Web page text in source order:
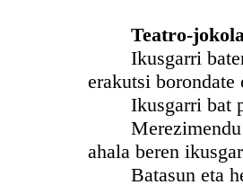
Teatro-
Ikusgarri baten
erakutsi borondate
Ikusgarri bat
Merezimendu
ahala beren
Batasun eta